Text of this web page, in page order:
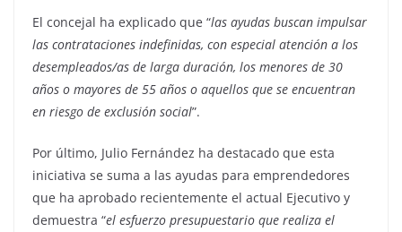
El concejal ha explicado que “las ayudas buscan impulsar
las contrataciones indefinidas, con especial atención a los
desempleados/as de larga duración, los menores de 30
años o mayores de 55 años o aquellos que se encuentran
en riesgo de exclusión social”.
Por último, Julio Fernández ha destacado que esta
iniciativa se suma a las ayudas para emprendedores
que ha aprobado recientemente el actual Ejecutivo y
demuestra “el esfuerzo presupuestario que realiza el